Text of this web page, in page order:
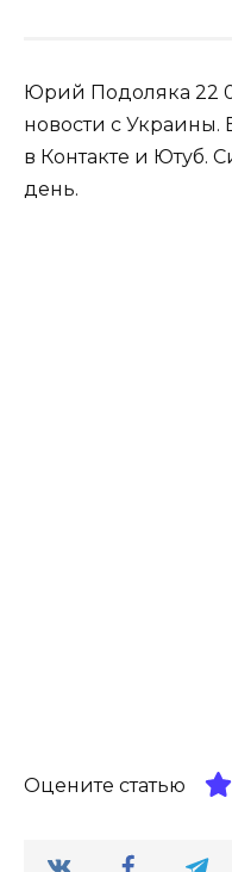
Юрий Подоляка 22
новости с Украины.
в Контакте и Ютуб.
день.
Оцените статью